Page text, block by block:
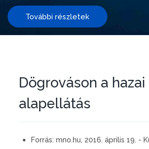
További részletek
Dögrováson a hazai
alapellátás
Forrás: mno.hu, 2016. április 19. -